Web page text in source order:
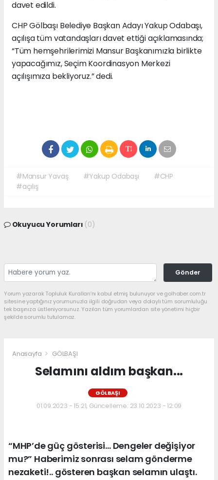
davet edildi.
CHP Gölbaşı Belediye Başkan Adayı Yakup Odabaşı,
açılışa tüm vatandaşları davet ettiği açıklamasında;
“Tüm hemşehrilerimizi Mansur Başkanımızla birlikte
yapacağımız, Seçim Koordinasyon Merkezi
açılışımıza bekliyoruz.” dedi.
#Mansur Yavaş #Yakup Odabaşı
#CHP
#açılış
Okuyucu Yorumları (0)
Gönder
Yorum yazarak Topluluk Kuralları’nı kabul etmiş bulunuyor ve golhaber.com.tr
sitesine yaptığınız yorumunuzla ilgili doğrudan veya dolaylı tüm sorumluluğu
tek başınıza üstleniyorsunuz. Yazılan tüm yorumlardan site yönetimi hiçbir
şekilde sorumlu tutulamaz.
Anasayfa GÖLBAŞI
Selamını aldım başkan...
GÖLBAŞI
01.09.2023 - 15:21, Güncelleme: 23.10.2023 - 12:09
“MHP’de güç gösterisi… Dengeler değişiyor
mu?” Haberimiz sonrası selam gönderme
nezaketi!.. gösteren başkan selamın ulaştı.